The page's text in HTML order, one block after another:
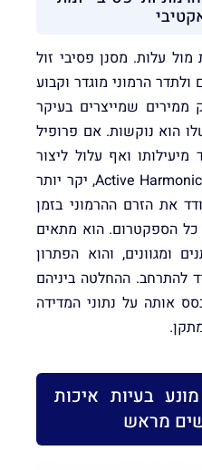
עלות. מסנן פסיבי זול
ולתדר הרמוני מוגדר וקבוע
שמייצרים בעיקר
הוא נוקשות. אם פרופיל
ואף עלול ליצור
תהודה. מסנן אקטיבי, Active Harmonic Filter, יקר יותר
את הזרם ההרמוני בזמן
כל הספקטרום. הוא מתאים
ומגוונים, והוא הפתרון
להתרחב. ההחלטה ביניהם
אותה על נתוני המדידה
בעיות איכות
מראש